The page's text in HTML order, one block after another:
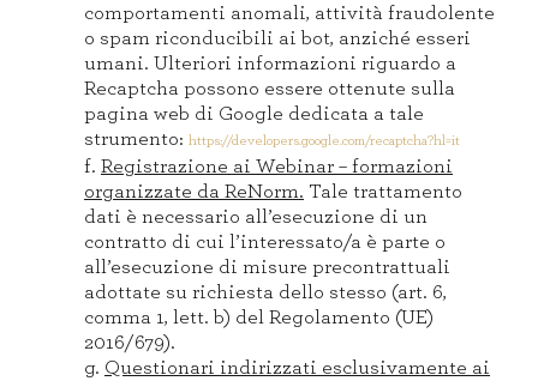
comportamenti anomali, attività fraudolente
o spam riconducibili ai bot, anziché esseri
umani. Ulteriori informazioni riguardo a
Recaptcha possono essere ottenute sulla
pagina web di Google dedicata a tale
strumento: https://developers.google.com/recaptcha?hl=it
f. Registrazione ai Webinar – formazioni
organizzate da ReNorm. Tale trattamento
dati è necessario all’esecuzione di un
contratto di cui l’interessato/a è parte o
all’esecuzione di misure precontrattuali
adottate su richiesta dello stesso (art. 6,
comma 1, lett. b) del Regolamento (UE)
2016/679).
g. Questionari indirizzati esclusivamente ai